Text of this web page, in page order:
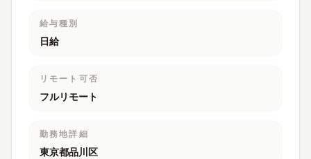
給与種別
日給
リモート可否
フルリモート
勤務地詳細
東京都品川区